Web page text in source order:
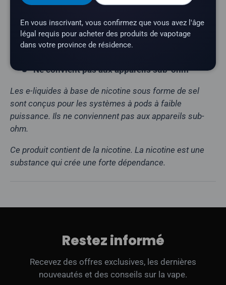
Rapport VG/PG :50/50
Marque :Twelve Monkeys
Sans édulcorants ajoutés
Ne convient pas aux appareils sub-ohm
Les e-liquides à base de nicotine sous forme de sel
sont conçus pour les systèmes à pods à faible
puissance. Ils ne conviennent pas aux appareils sub-
ohm.
Ce produit contient de la nicotine. La nicotine est une
substance qui crée une forte dépendance.
Restez informé
Recevez des offres exclusives, les dernières
nouveautés et des conseils sur la vape.
En vous inscrivant, vous confirmez que vous avez l'âge
légal requis pour acheter des produits de vapotage
dans votre province de résidence.